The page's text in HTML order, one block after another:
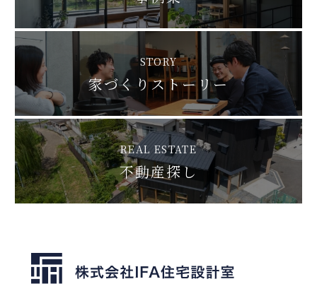
STORY
家づくりストーリー
REAL ESTATE
不動産探し